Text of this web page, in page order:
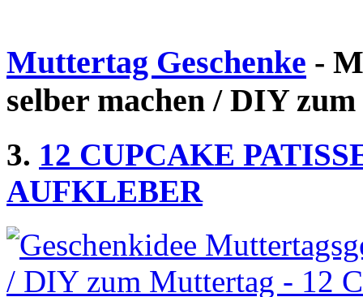
Muttertag Geschenke -
selber machen / DIY
3. 12 CUPCAKE
AUFKLEBER